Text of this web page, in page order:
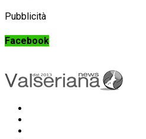
Pubblicità
Facebook